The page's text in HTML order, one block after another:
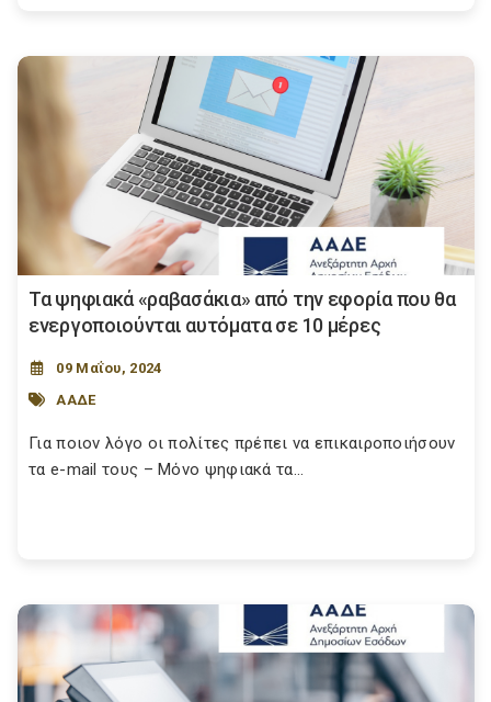
Τα ψηφιακά «ραβασάκια» από την εφορία που θα
ενεργοποιούνται αυτόματα σε 10 μέρες
09 Μαΐου, 2024
ΑΑΔΕ
Για ποιον λόγο οι πολίτες πρέπει να επικαιροποιήσουν
τα e-mail τους – Μόνο ψηφιακά τα...